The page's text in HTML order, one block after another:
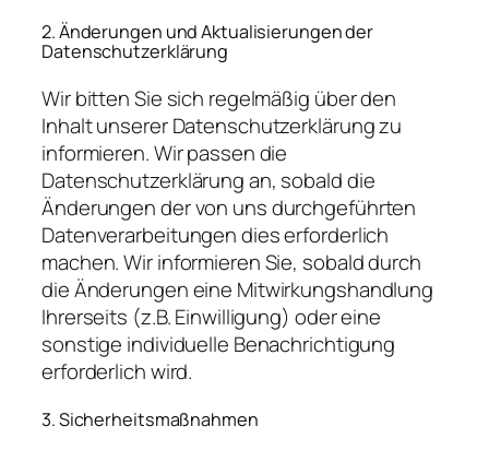
2. Änderungen und Aktualisierungen der
Datenschutzerklärung
Wir bitten Sie sich regelmäßig über den
Inhalt unserer Datenschutzerklärung zu
informieren. Wir passen die
Datenschutzerklärung an, sobald die
Änderungen der von uns durchgeführten
Datenverarbeitungen dies erforderlich
machen. Wir informieren Sie, sobald durch
die Änderungen eine Mitwirkungshandlung
Ihrerseits (z.B. Einwilligung) oder eine
sonstige individuelle Benachrichtigung
erforderlich wird.
3. Sicherheitsmaßnahmen